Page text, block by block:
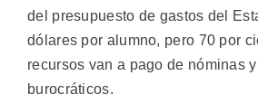
del presupuesto de gastos del
dólares por alumno, pero 70 por
recursos van a pago de nóminas
burocráticos.